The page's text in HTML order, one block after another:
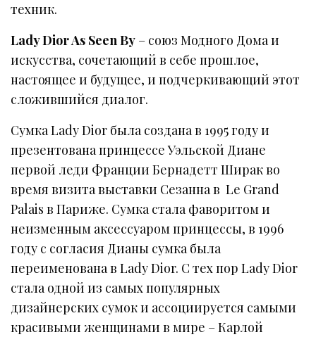
техник.
Lady Dior As Seen By – союз Модного Дома и
искусства, сочетающий в себе прошлое,
настоящее и будущее, и подчеркивающий этот
сложившийся диалог.
Сумка Lady Dior была создана в 1995 году и
презентована принцессе Уэльской Диане
первой леди Франции Бернадетт Ширак во
время визита выставки Сезанна в Le Grand
Palais в Париже. Сумка стала фаворитом и
неизменным аксессуаром принцессы, в 1996
году с согласия Дианы сумка была
переименована в Lady Dior. С тех пор Lady Dior
стала одной из самых популярных
дизайнерских сумок и ассоциируется самыми
красивыми женщинами в мире – Карлой